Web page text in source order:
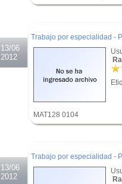
13/06
2012
Trabajo por especialidad -
MAT128 0104
13/06
2012
Trabajo por especialidad -